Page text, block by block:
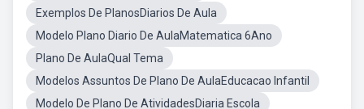
Exemplos De PlanosDiarios De Aula
Modelo Plano Diario De AulaMatematica 6Ano
Plano De AulaQual Tema
Modelos Assuntos De Plano De AulaEducacao Infantil
Modelo De Plano De AtividadesDiaria Escola